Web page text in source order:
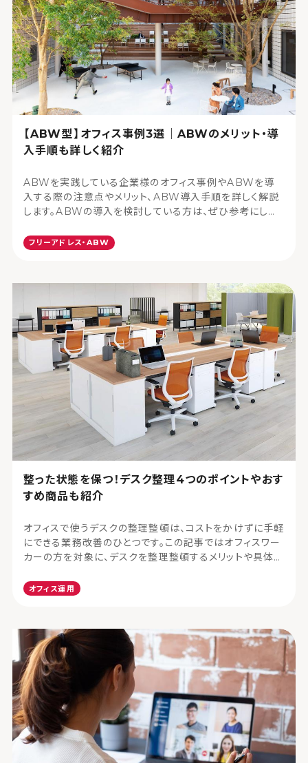
【ABW型】オフィス事例3選｜ABWのメリット・導
入手順も詳しく紹介
ABWを実践している企業様のオフィス事例やABWを導
入する際の注意点やメリット、ABW導入手順を詳しく解説
します。ABWの導入を検討している方は、ぜひ参考にして
フリーアドレス・ABW
整った状態を保つ！デスク整理4つのポイントやおす
すめ商品も紹介
オフィスで使うデスクの整理整頓は、コストをかけずに手軽
にできる業務改善のひとつです。この記事ではオフィスワー
カーの方を対象に、デスクを整理整頓するメリットや具体的
オフィス運用